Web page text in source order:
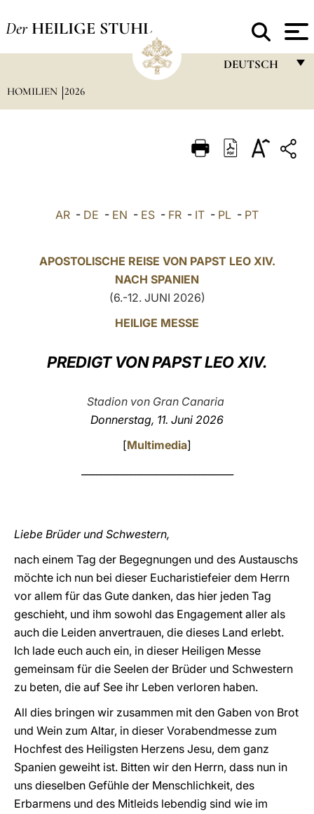
Der HEILIGE STUHL
DEUTSCH
ITALIANO
POLSKI
HOMILIEN 2026
AR - DE - EN - ES - FR - IT - PL - PT
APOSTOLISCHE REISE VON PAPST LEO XIV.
NACH SPANIEN
(6.-12. JUNI 2026)
HEILIGE MESSE
PREDIGT VON PAPST LEO XIV.
Stadion von Gran Canaria
Donnerstag, 11. Juni 2026
[Multimedia]
Liebe Brüder und Schwestern,
nach einem Tag der Begegnungen und des Austauschs
möchte ich nun bei dieser Eucharistiefeier dem Herrn
vor allem für das Gute danken, das hier jeden Tag
geschieht, und ihm sowohl das Engagement aller als
auch die Leiden anvertrauen, die dieses Land erlebt.
Ich lade euch auch ein, in dieser Heiligen Messe
gemeinsam für die Seelen der Brüder und Schwestern
zu beten, die auf See ihr Leben verloren haben.
All dies bringen wir zusammen mit den Gaben von Brot
und Wein zum Altar, in dieser Vorabendmesse zum
Hochfest des Heiligsten Herzens Jesu, dem ganz
Spanien geweiht ist. Bitten wir den Herrn, dass nun in
uns dieselben Gefühle der Menschlichkeit, des
Erbarmens und des Mitleids lebendig sind wie im